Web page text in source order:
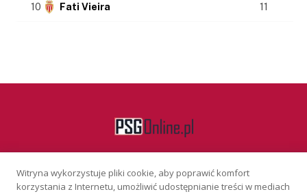
10 Fati Vieira 11
Facebook
Witryna wykorzystuje pliki cookie, aby poprawić komfort
korzystania z Internetu, umożliwić udostępnianie treści w mediach